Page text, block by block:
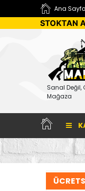
Ana Sayfa
STOKTAN
Sanal Değil,
Mağaza